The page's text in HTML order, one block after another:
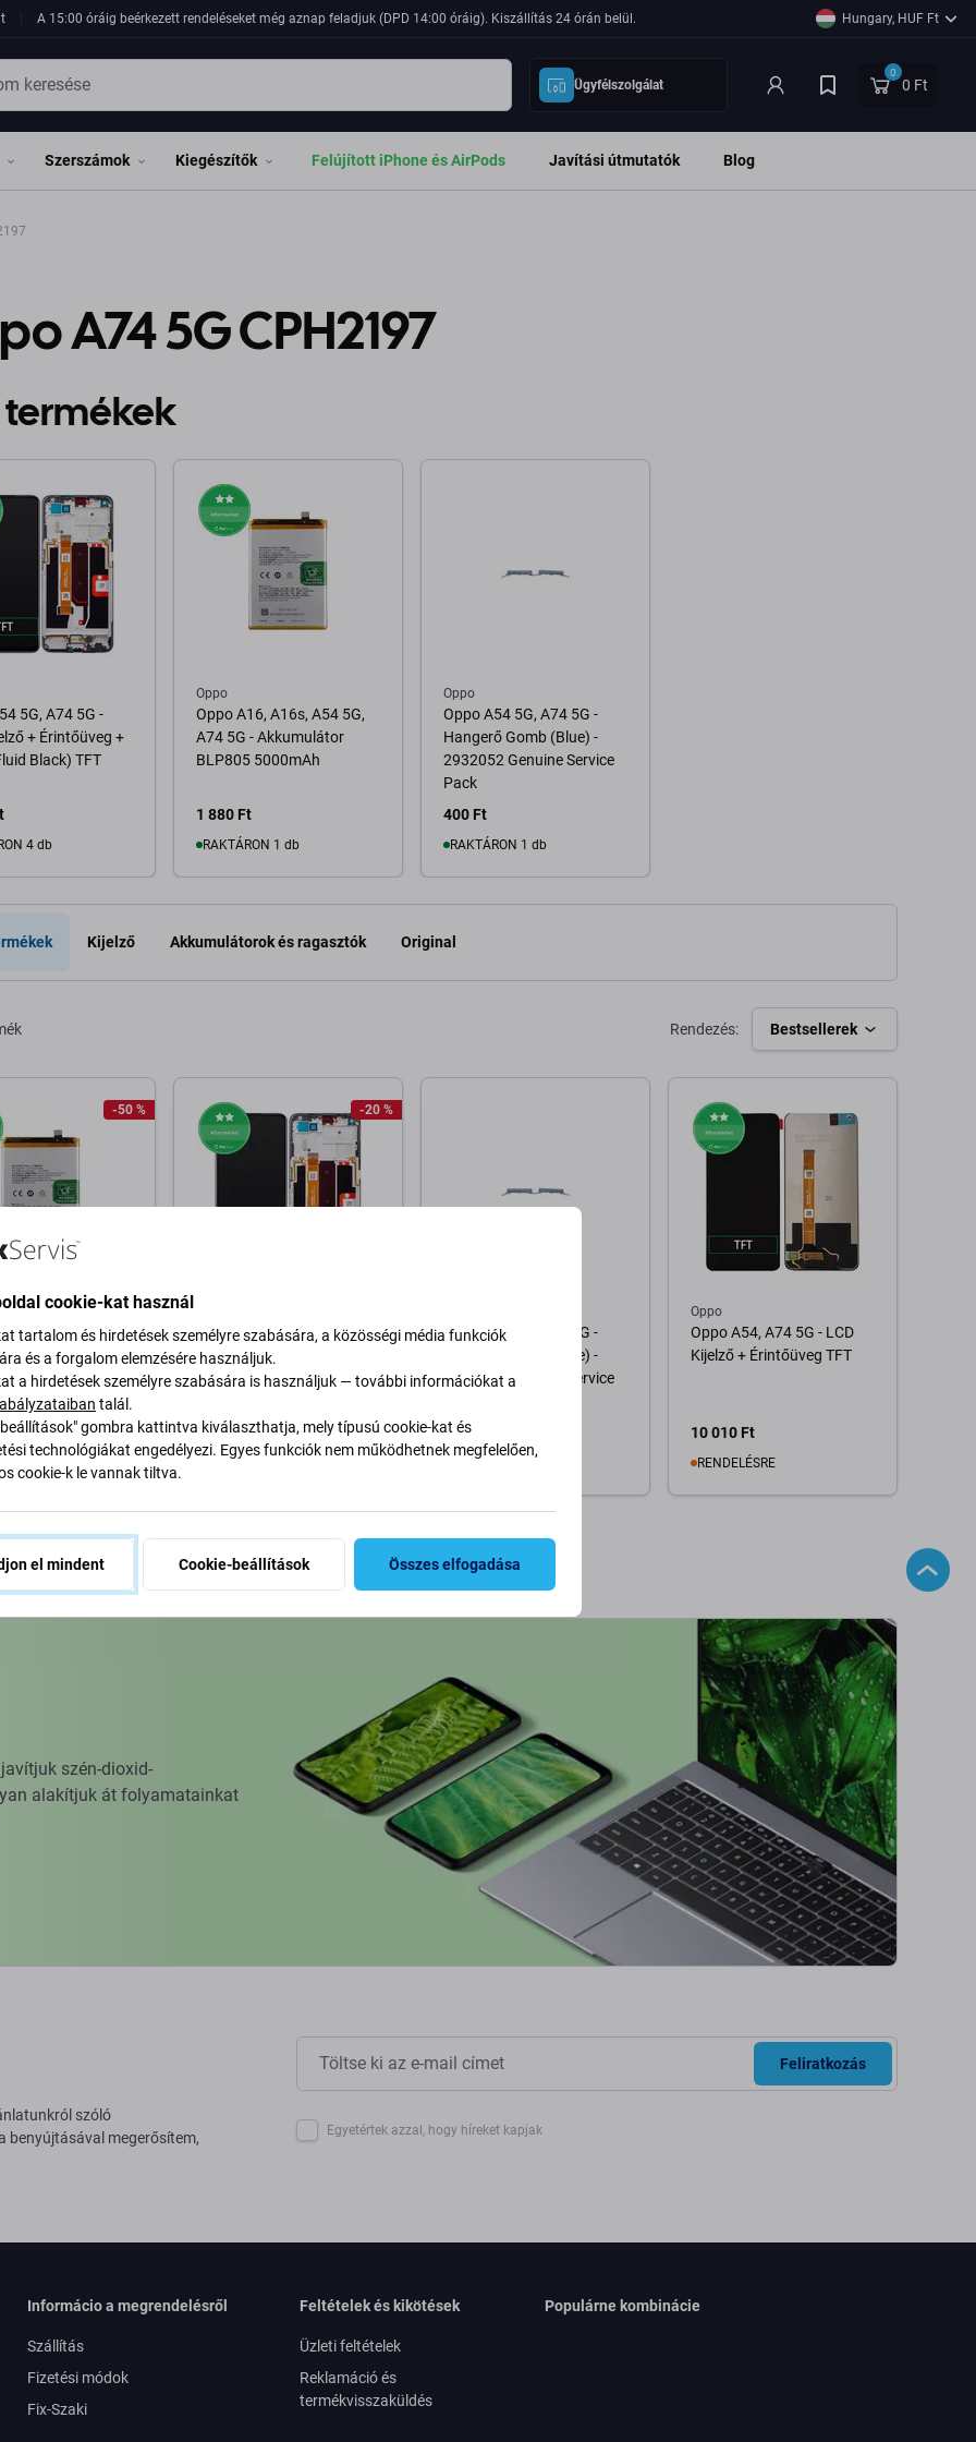
A 15:00 óráig beérkezett rendeléseket még aznap feladjuk (DPD 14:00 óráig). Kiszállítás 24 órán belül. Hungary, HUF Ft
Ügyfélszolgálat
0
0 Ft
Szerszámok Kiegészítők Felújított iPhone és AirPods Javítási útmutatók Blog
A74 5G CPH2197
termékek
5G, A74 5G -
+ Érintőüveg +
Black) TFT
4 db
Oppo
Oppo A16, A16s, A54 5G,
A74 5G - Akkumulátor
BLP805 5000mAh
1 880 Ft
RAKTÁRON 1 db
Kosárba
Oppo
Oppo A54 5G, A74 5G -
Hangerő Gomb (Blue) -
2932052 Genuine Service
Pack
400 Ft
RAKTÁRON 1 db
Kosárba
Kijelző Akkumulátorok és ragasztók Original
Rendezés: Bestsellerek
-50 %
A16s, A54 5G,
- Akkumulátor
5000mAh
4 000 Ft
1 db
-20 %
Oppo A54 5G, A74 5G -
LCD Kijelző + Érintőüveg +
Keret (Fluid Black) TFT
7 610 Ft 10 010 Ft
RAKTÁRON 4 db
Oppo A54 5G, A74 5G -
Hangerő Gomb (Blue) -
2932052 Genuine Service
400 Ft
RAKTÁRON 1 db
Oppo
Oppo A54, A74 5G - LCD
Kijelző + Érintőüveg TFT
10 010 Ft
RENDELÉSRE
szén-dioxid-
alakítjuk át folyamatainkat
szóló
benyújtásával megerősítem,
Feliratkozás
Egyetértek azzal, hogy híreket kapjak
Informácio a megrendelésről
Szállítás
Fizetési módok
Fix-Szaki
Feltételek és kikötések
Üzleti feltételek
Reklamáció és
termékvisszaküldés
Populárne kombinácie
cookie-kat használ
tartalom és hirdetések személyre szabására, a közösségi média funkciók
és a forgalom elemzésére használjuk.
a hirdetések személyre szabására is használjuk — további információkat a
talál.
beállítások" gombra kattintva kiválaszthatja, mely típusú cookie-kat és
technológiákat engedélyezi. Egyes funkciók nem működhetnek megfelelően,
cookie-k le vannak tiltva.
el mindent Cookie-beállítások Összes elfogadása